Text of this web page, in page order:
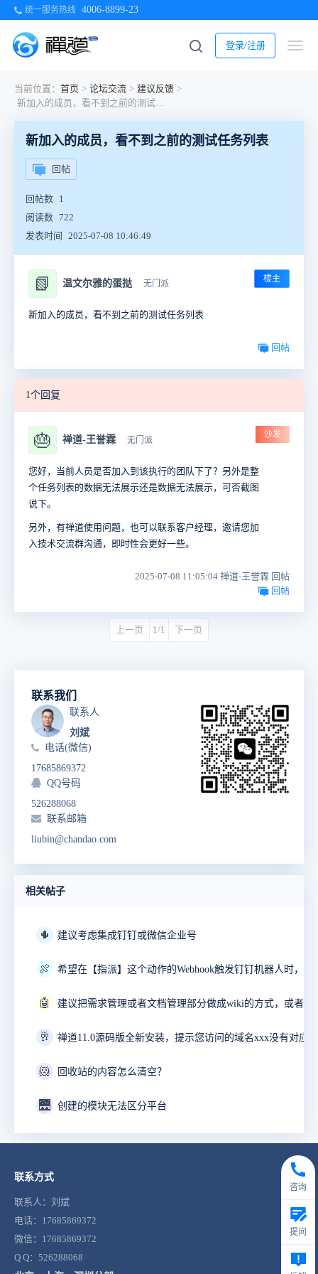
统一服务热线 4006-8899-23
登录/注册
当前位置： 首页 > 论坛交流 > 建议反馈 >
新加入的成员，看不到之前的测试任务列表
新加入的成员，看不到之前的测试任务列表
回帖
回帖数 1
阅读数 722
发表时间
2025-07-08 10:46:49
📗 温文尔雅的蛋挞 无门派 楼主
新加入的成员，看不到之前的测试任务列表
回帖
1个回复
🎂 禅道-王誉霖 无门派
沙发
您好，当前人员是否加入到该执行的团队下了？另外是整
个任务列表的数据无法展示还是数据无法展示，可否截图
说下。
另外，有禅道使用问题，也可以联系客户经理，邀请您加
入技术交流群沟通，即时性会更好一些。
2025-07-08 11:05:04 禅道-王誉霖 回帖
回帖
上一页 1/1 下一页
联系我们
联系人
刘斌
电话(微信)
17685869372
QQ号码
526288068
联系邮箱
liubin@chandao.com
相关帖子
🌵 建议考虑集成钉钉或微信企业号
🍖
🤖
🥂 禅道11.0源码版全新安装，提示您访问的域名xxx没有对应
🐹 回收站的内容怎么清空？
🌉 创建的模块无法区分平台
联系方式
联系人：刘斌
电话：17685869372
微信：17685869372
Q Q：526288068
咨询
提问